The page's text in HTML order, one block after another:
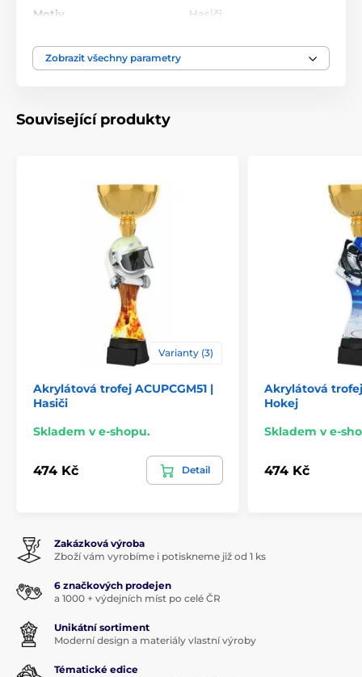
Motiv Hasiči
Typ ocenění
Zobrazit všechny parametry
Související produkty
Varianty (3)
Akrylátová trofej ACUPCGM51 |
Hasiči
Skladem v e-shopu.
474 Kč Detail
Akrylátová trofej
Hokej
Skladem v e-
474 Kč
Zakázková výroba
Zboží vám vyrobíme i potiskneme již od 1 ks
6 značkových prodejen
a 1000 + výdejních míst po celé ČR
Unikátní sortiment
Moderní design a materiály vlastní výroby
Tématické edice